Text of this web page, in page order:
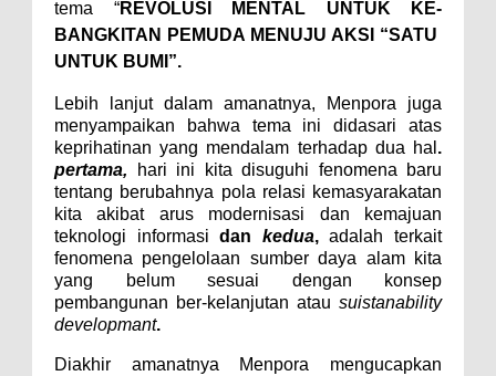
tema “REVOLUSI MENTAL UNTUK KE-
BANGKITAN PEMUDA MENUJU AKSI “SATU
UNTUK BUMI”.
Lebih lanjut dalam amanatnya, Menpora juga
menyampaikan bahwa tema ini didasari atas
keprihatinan yang mendalam terhadap dua hal .
pertama, hari ini kita disuguhi fenomena baru
tentang berubahnya pola relasi kemasyarakatan
kita akibat arus modernisasi dan kemajuan
teknologi informasi dan kedua,adalah terkait
fenomena pengelolaan sumber daya alam kita
yang belum sesuai dengan konsep
pembangunan ber-kelanjutan atau suistanability
developmant.
Diakhir amanatnya Menpora mengucapkan